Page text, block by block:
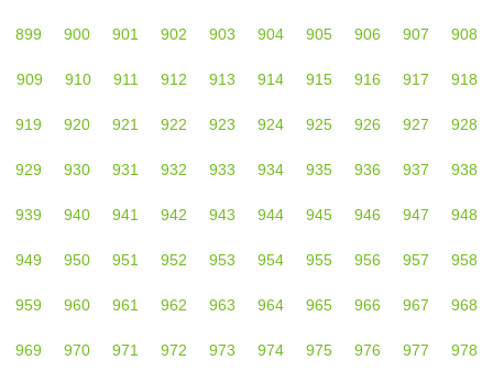
899 900 901 902 903 904 905 906 907 908
909 910 911 912 913 914 915 916 917 918
919 920 921 922 923 924 925 926 927 928
929 930 931 932 933 934 935 936 937 938
939 940 941 942 943 944 945 946 947 948
949 950 951 952 953 954 955 956 957 958
959 960 961 962 963 964 965 966 967 968
969 970 971 972 973 974 975 976 977 978